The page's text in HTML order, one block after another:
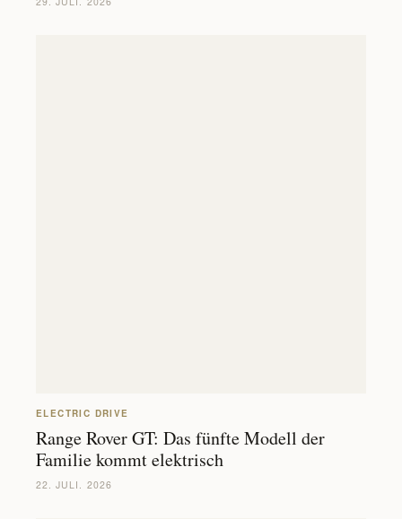
ELECTRIC DRIVE
Range Rover GT: Das fünfte Modell der
Familie kommt elektrisch
22. JULI. 2026